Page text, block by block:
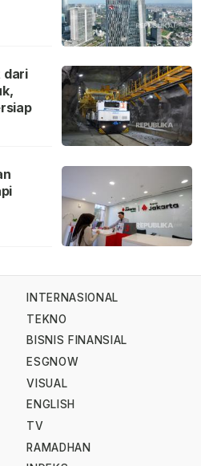
dari
INTERNASIONAL
TEKNO
BISNIS FINANSIAL
ESGNOW
VISUAL
ENGLISH
TV
RAMADHAN